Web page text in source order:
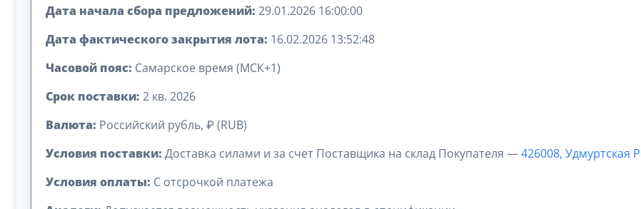
Дата начала сбора предложений: 29.01.2026 16:00:00
Дата фактического закрытия лота: 16.02.2026 13:52:48
Часовой пояс: Самарское время (МСК+1)
Срок поставки: 2 кв. 2026
Валюта: Российский рубль, ₽ (RUB)
Условия поставки: Доставка силами и за счет Поставщика на склад Покупателя —426008, Удмуртская
Условия оплаты: C отсрочкой платежа